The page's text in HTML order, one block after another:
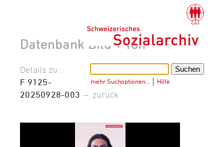
Datenbank Bild + Ton
mehr Suchoptionen… Hilfe
Details zu :
F 9125-
20250928-003 – zurück